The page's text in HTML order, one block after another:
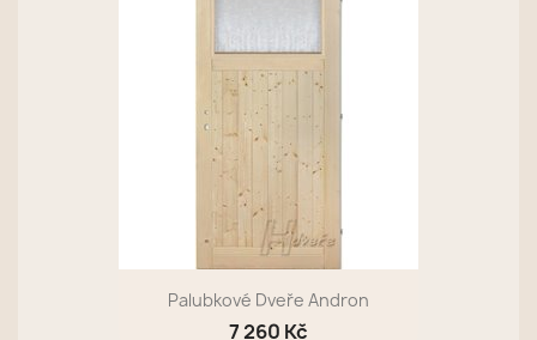
Palubkové Dveře Andron
7 260 Kč